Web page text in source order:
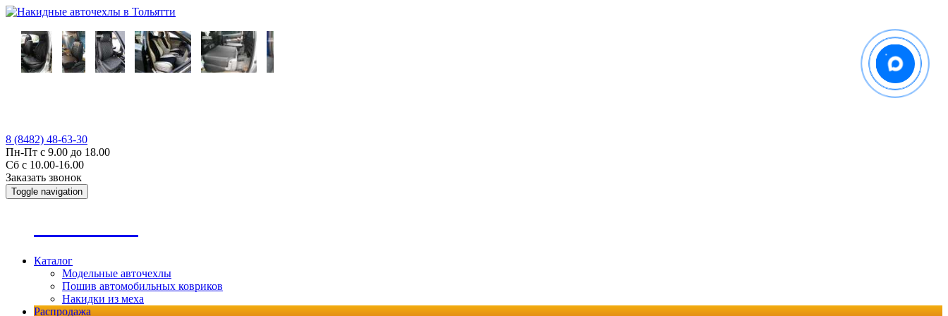
8 (8482) 48-63-30
Пн-Пт с 9.00 до 18.00
Сб с 10.00-16.00
Заказать звонок
Toggle navigation
Каталог
Модельные авточехлы
Пошив автомобильных ковриков
Накидки из меха
Распродажа